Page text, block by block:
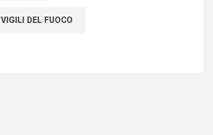
VIGILI DEL FUOCO